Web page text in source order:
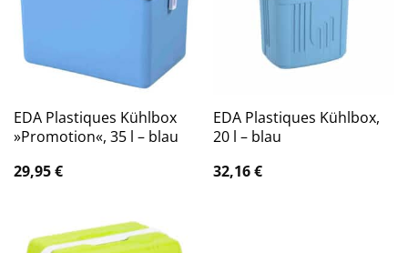
EDA Plastiques Kühlbox
»Promotion«, 35 l – blau
29,95€
EDA Plastiques Kühlbox,
20 l – blau
32,16€